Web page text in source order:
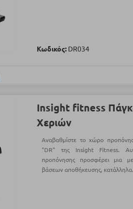
Κωδικός: DR034
Insight fitness
Χεριών
Αναβαθμίστε το χώρο
"DR" της Insight Fitness.
προπόνησης προσφέρει μια
βάσεων αποθήκευσης,